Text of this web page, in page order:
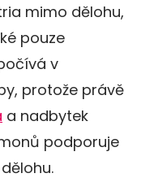
mimo dělohu,
pouze
v
protože právě
a nadbytek
podporuje